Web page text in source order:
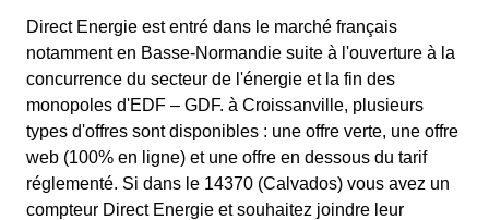
Direct Energie est entré dans le marché français
notamment en Basse-Normandie suite à l'ouverture à la
concurrence du secteur de l'énergie et la fin des
monopoles d'EDF – GDF. à Croissanville, plusieurs
types d'offres sont disponibles : une offre verte, une offre
web (100% en ligne) et une offre en dessous du tarif
réglementé. Si dans le 14370 (Calvados) vous avez un
compteur Direct Energie et souhaitez joindre leur